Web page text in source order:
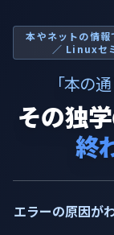
本やネットの情
／ Linuxセ
「本の
その独学
終
エラーの原因が